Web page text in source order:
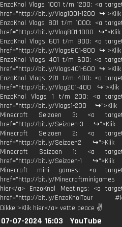
EnzoKnol Vlogs 1001 t/m 1200: <a
href="http://bit.ly/Vlog1001-1200
EnzoKnol Vlogs 801 t/m 1000: <a
href="http://bit.ly/Vlog801-1000
EnzoKnol Vlogs 601 t/m 800: <a
href="http://bit.ly/Vlogs601-800
EnzoKnol Vlogs 401 t/m 600: <a
href="http://bit.ly/Vlogs401-600
EnzoKnol Vlogs 201 t/m 400: <a
href="http://bit.ly/Vlog201-400
EnzoKnol Vlogs 1 t/m 200: <a
href="http://bit.ly/Vlogs1-200
Minecraft Seizoen 3: <a
href="http://bit.ly/Seizoen-3 ↪">Klik
Minecraft Seizoen 2: <a
href="http://bit.ly/Seizoen2 ↪">Klik
Minecraft Seizoen 1: <a
href="http://bit.ly/Seizoen-1 ↪">Klik
Minecraft mini games: <a
href="http://bit.ly/
hier</a> EnzoKnol Meetings: <a
href="http://bit.ly/EnzoKnolTour
Dikke">Klik hier</a> vette peace ✌
07-07-2024 16:03
YouTube